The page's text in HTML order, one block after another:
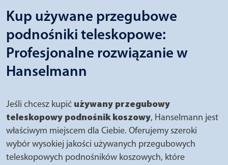
Kup używane przegubowe
podnośniki teleskopowe:
Profesjonalne rozwiązanie w
Hanselmann
Jeśli chcesz kupić używany przegubowy
teleskopowy podnośnik koszowy, Hanselmann jest
właściwym miejscem dla Ciebie. Oferujemy szeroki
wybór wysokiej jakości używanych przegubowych
teleskopowych podnośników koszowych, które